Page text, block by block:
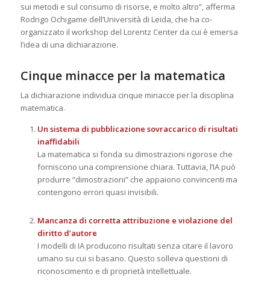
sui metodi e sul consumo di risorse, e molto altro”, afferma
Rodrigo Ochigame dell’Università di Leida, che ha co-
organizzato il workshop del Lorentz Center da cui è emersa
l’idea di una dichiarazione.
Cinque minacce per la matematica
La dichiarazione individua cinque minacce per la disciplina
matematica.
Un sistema di pubblicazione sovraccarico di risultati
inaffidabili
La matematica si fonda su dimostrazioni rigorose che
forniscono una comprensione chiara. Tuttavia, l’IA può
produrre “dimostrazioni” che appaiono convincenti ma
contengono errori quasi invisibili.
Mancanza di corretta attribuzione e violazione del
diritto d’autore
I modelli di IA producono risultati senza citare il lavoro
umano su cui si basano. Questo solleva questioni di
riconoscimento e di proprietà intellettuale.